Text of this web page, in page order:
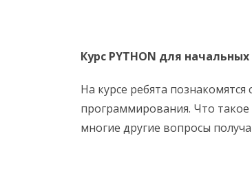
Курс PYTHON для начальных
На курсе ребята
программирования. Что
многие другие вопросы